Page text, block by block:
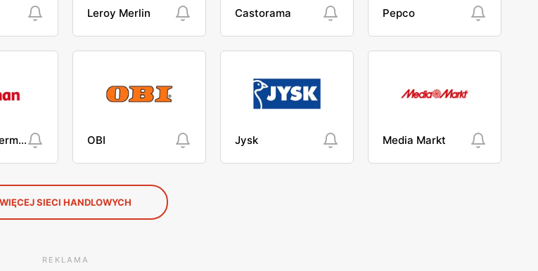
Leroy Merlin Castorama Pepco
Auchan Hipermarket OBI Jysk Media Markt
WIĘCEJ SIECI HANDLOWYCH
REKLAMA